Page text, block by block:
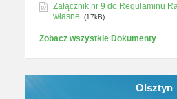
Załącznik nr 9 do Regulaminu
własne
(17kB)
Zobacz wszystkie Dokumenty
Olsztyn